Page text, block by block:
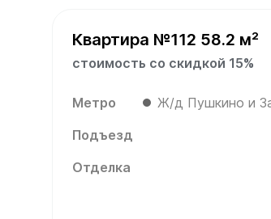
Квартира №112 58.2 м²
стоимость со скидкой 15%
Метро Ж/д Пушкино и
Подъезд
Отделка